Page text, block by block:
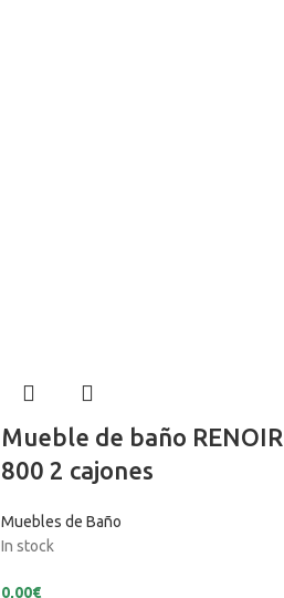
Mueble de baño RENOIR
800 2 cajones
Muebles de Baño
In stock
0,00€